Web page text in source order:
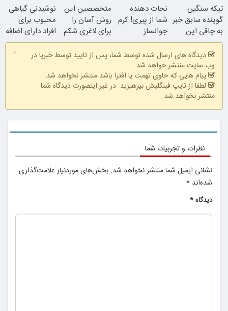
جوان شو
دوران نقاهت
همین الان ببین
تیکه سنگین
گوینده سابق خبر
به چاقی این
خانم در برنامه
زنده
ببین چیشد
نجات دهنده
شما از پیری! کرم
جوانساز
جلبک50%تخفیف
متخصصین این
روش آسان را
برای لاغری شکم
و پهلو معرفی
کردند
نوشیدنی گیاهی
محبوب برای
افراد دارای اضافه
وزن!
60%تخفیف
×
دیدگاه های ارسال شده توسط شما، پس از تایید توسط خبریا در
وب سایت منتشر خواهد شد
پیام هایی که حاوی تهمت یا افترا باشد منتشر نخواهد شد.
لطفا از تایپ فینگلیش بپرهیزید. در غیر اینصورت دیدگاه شما
منتشر نخواهد شد.
نظرات و تجربیات شما
نشانی ایمیل شما منتشر نخواهد شد. بخش‌های موردنیاز علامت‌گذاری
شده‌اند *
دیدگاه*